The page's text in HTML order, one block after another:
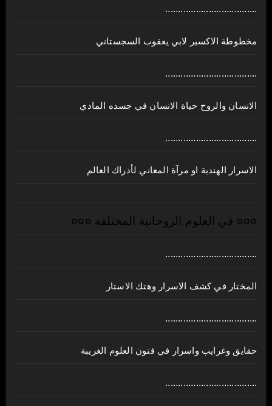
....................................
مخطوطة الاكسير لابي يعقوب السجستاني
....................................
الانسان والروح حياة الانسان في جسده المادي
....................................
الاسرار الهندية او مرآة المعاني لأدراك العالم
¤¤¤ في العلوم الروحانية المختلفة ¤¤¤
....................................
المختار في كشف الاسرار وهتك الاستار
....................................
حقايق وغرايب واسرار في فنون العلوم الغريبة
....................................